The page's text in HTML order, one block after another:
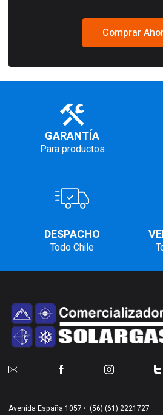
Comprar
GARANTÍA
Para productos
DESPACHO
Todo Chile
Avenida España 1057 • (56) (61) 2221727